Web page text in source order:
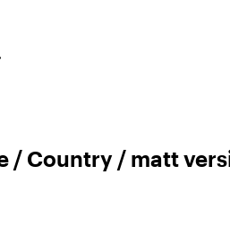
/ Country / matt